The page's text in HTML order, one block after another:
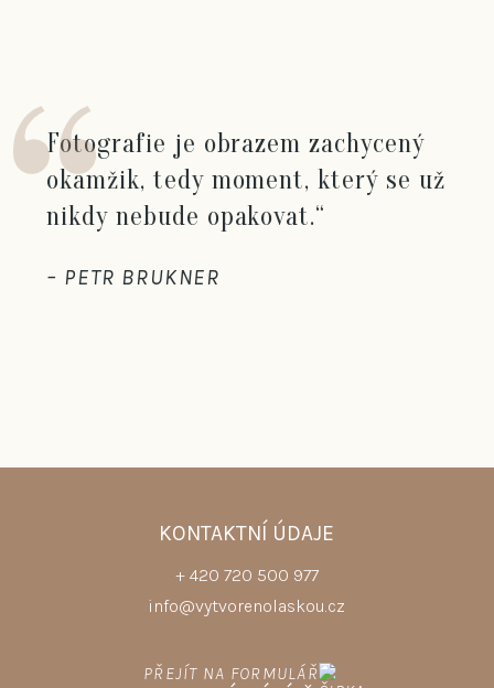
“
Fotografie je obrazem zachycený
okamžik, tedy moment, který se už
nikdy nebude opakovat.“
– PETR BRUKNER
KONTAKTNÍ ÚDAJE
+ 420 720 500 977
info@vytvorenolaskou.cz
PŘEJÍT NA FORMULÁŘ